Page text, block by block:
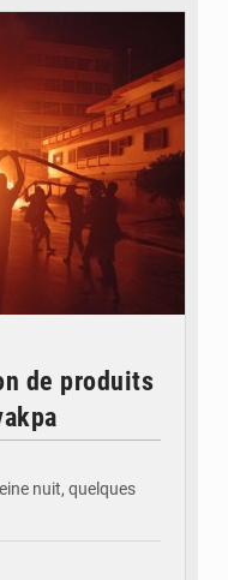
de produits
nuit, quelques